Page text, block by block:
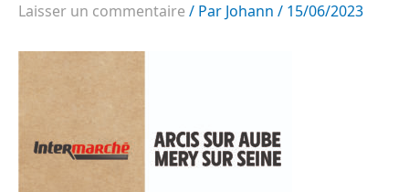
Laisser un commentaire / Par Johann / 15/06/2023